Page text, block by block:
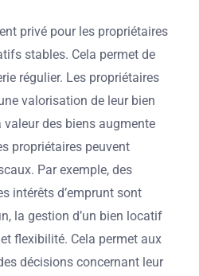
privé pour les propriétaires
stables. Cela permet de
régulier. Les propriétaires
valorisation de leur bien
valeur des biens augmente
propriétaires peuvent
Par exemple, des
intérêts d’emprunt sont
la gestion d’un bien locatif
flexibilité. Cela permet aux
décisions concernant leur